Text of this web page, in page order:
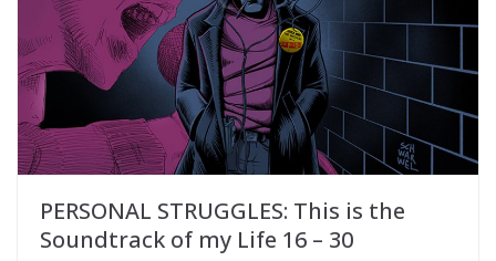
PERSONAL STRUGGLES: This is the
Soundtrack of my Life 16 – 30